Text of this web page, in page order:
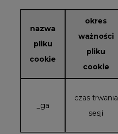
nazwa
pliku
cookie
okres
ważności
pliku
cookie
_ga
czas trwania
sesji